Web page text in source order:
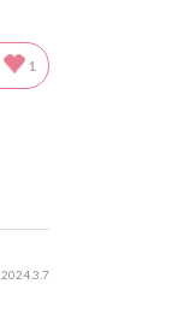
1
2024.3.7